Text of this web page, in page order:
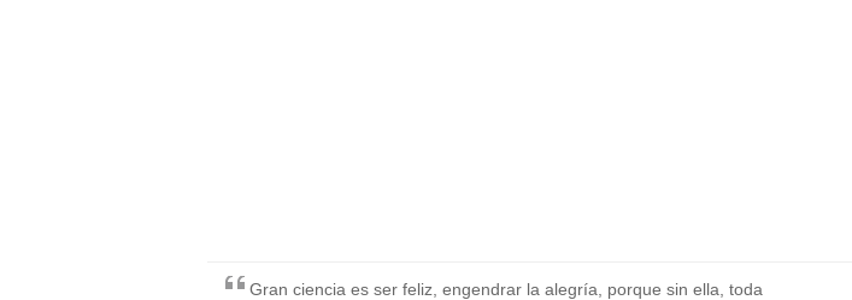
Gran ciencia es ser feliz, engendrar la alegría, porque sin ella, toda